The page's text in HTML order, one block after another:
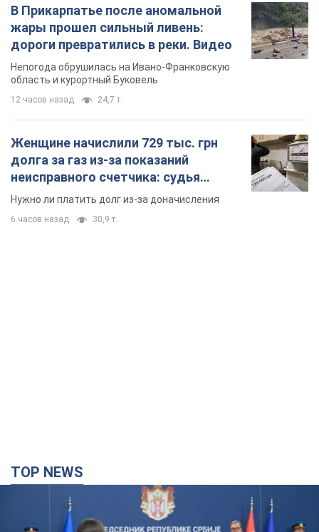
В Прикарпатье после аномальной
жары прошел сильный ливень:
дороги превратились в реки. Видео
Непогода обрушилась на Ивано-Франковскую
область и курортный Буковель
12 часов назад 24,7 т.
Женщине начислили 729 тыс. грн
долга за газ из-за показаний
неисправного счетчика: судья
вынес неожиданное решение
Нужно ли платить долг из-за доначисления
6 часов назад 30,9 т.
TOP NEWS